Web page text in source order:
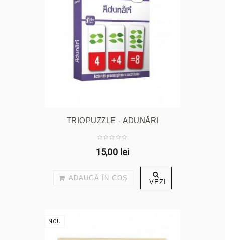
TRIOPUZZLE - ADUNĂRI
15,00 lei
ADAUGĂ ÎN COŞ VEZI
NOU